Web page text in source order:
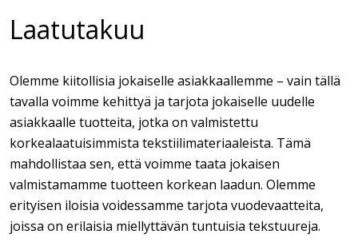
Laatutakuu
Olemme kiitollisia jokaiselle asiakkaallemme – vain tällä
tavalla voimme kehittyä ja tarjota jokaiselle uudelle
asiakkaalle tuotteita, jotka on valmistettu
korkealaatuisimmista tekstiilimateriaaleista. Tämä
mahdollistaa sen, että voimme taata jokaisen
valmistamamme tuotteen korkean laadun. Olemme
erityisen iloisia voidessamme tarjota vuodevaatteita,
joissa on erilaisia miellyttävän tuntuisia tekstuureja.